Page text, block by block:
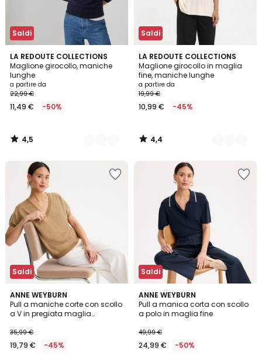
Saldi
LA REDOUTE COLLECTIONS
Maglione girocollo, maniche
lunghe
a partire da
22,99 €
11,49 € -50%
4,5
/ 5
4
Colori
4,5
/
Saldi
LA REDOUTE COLLECTIONS
Maglione girocollo in maglia
fine, maniche lunghe
a partire da
19,99 €
10,99 € -45%
4,4
/ 5
4
Colori
4,4
/
Saldi
ANNE WEYBURN
Pull a maniche corte con scollo
a V in pregiata maglia
35,99 €
19,79 € -45%
4,7
/ 5
Saldi
ANNE WEYBURN
Pull a manica corta con scollo
a polo in maglia fine
49,99 €
24,99 € -50%
5
/
5